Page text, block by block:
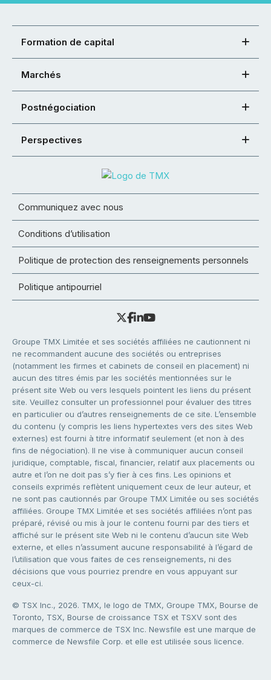
Formation de capital
Marchés
Postnégociation
Perspectives
Communiquez avec nous
Conditions d’utilisation
Politique de protection des renseignements personnels
Politique antipourriel
Groupe TMX Limitée et ses sociétés affiliées ne cautionnent ni
ne recommandent aucune des sociétés ou entreprises
(notamment les firmes et cabinets de conseil en placement) ni
aucun des titres émis par les sociétés mentionnées sur le
présent site Web ou vers lesquels pointent les liens du présent
site. Veuillez consulter un professionnel pour évaluer des titres
en particulier ou d’autres renseignements de ce site. L’ensemble
du contenu (y compris les liens hypertextes vers des sites Web
externes) est fourni à titre informatif seulement (et non à des
fins de négociation). Il ne vise à communiquer aucun conseil
juridique, comptable, fiscal, financier, relatif aux placements ou
autre et l’on ne doit pas s’y fier à ces fins. Les opinions et
conseils exprimés reflètent uniquement ceux de leur auteur, et
ne sont pas cautionnés par Groupe TMX Limitée ou ses sociétés
affiliées. Groupe TMX Limitée et ses sociétés affiliées n’ont pas
préparé, révisé ou mis à jour le contenu fourni par des tiers et
affiché sur le présent site Web ni le contenu d’aucun site Web
externe, et elles n’assument aucune responsabilité à l’égard de
l’utilisation que vous faites de ces renseignements, ni des
décisions que vous pourriez prendre en vous appuyant sur
ceux-ci.
© TSX Inc., 2026. TMX, le logo de TMX, Groupe TMX, Bourse de
Toronto, TSX, Bourse de croissance TSX et TSXV sont des
marques de commerce de TSX Inc. Newsfile est une marque de
commerce de Newsfile Corp. et elle est utilisée sous licence.